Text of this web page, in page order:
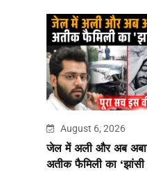
August 6, 2026
जेल में अली और अब
अतीक फैमिली का